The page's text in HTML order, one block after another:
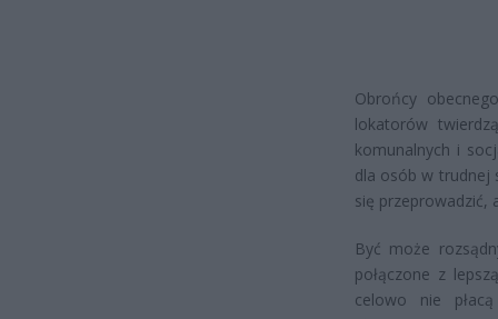
Obrońcy
lokatorów
komunalnych i
dla osób w trudnej
się przeprowadzić,
Być może
połączone z
celowo nie